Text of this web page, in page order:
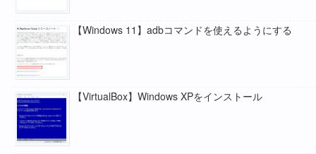
【Windows 11】adbコマンドを使えるようにする
【VirtualBox】Windows XPをインストール